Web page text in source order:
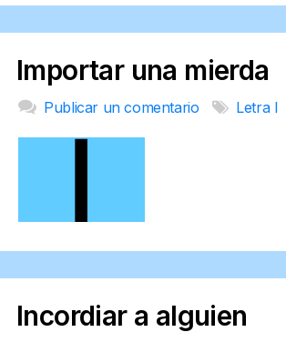
Importar una mierda
Publicar un comentario Letra I
Incordiar a alguien